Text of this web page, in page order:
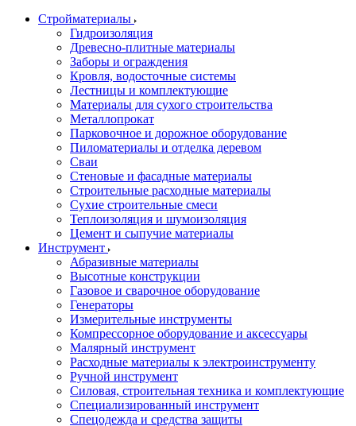
Стройматериалы
Гидроизоляция
Древесно-плитные материалы
Заборы и ограждения
Кровля, водосточные системы
Лестницы и комплектующие
Материалы для сухого строительства
Металлопрокат
Парковочное и дорожное оборудование
Пиломатериалы и отделка деревом
Сваи
Стеновые и фасадные материалы
Строительные расходные материалы
Сухие строительные смеси
Теплоизоляция и шумоизоляция
Цемент и сыпучие материалы
Инструмент
Абразивные материалы
Высотные конструкции
Газовое и сварочное оборудование
Генераторы
Измерительные инструменты
Компрессорное оборудование и аксессуары
Малярный инструмент
Расходные материалы к электроинструменту
Ручной инструмент
Силовая, строительная техника и комплектующие
Специализированный инструмент
Спецодежда и средства защиты